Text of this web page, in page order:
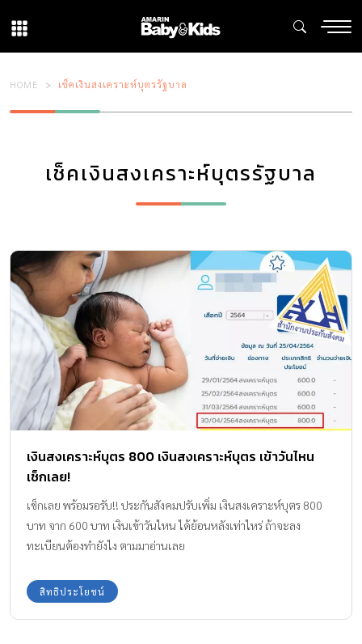
HOME เช็คเงินสงเคราะห์บุตรรัฐบาล
เช็คเงินสงเคราะห์บุตรรัฐบาล
เงินสงเคราะห์บุตร 800 เงินสงเคราะห์บุตร เข้าวันไหน
เช็กเลย!
เช็กเลย พร้อมรอรับ!! ประกันสังคมปรับเพิ่ม เงินสงเคราะห์บุตร 800
บาท จาก 600 บาท เงินเข้าวันไหน ได้ย้อนหลังเท่าไหร่ ถ้าจะลง
ทะเบียนต้องทำยังไง ตามมาอ่านเลย
สิทธิประโยชน์